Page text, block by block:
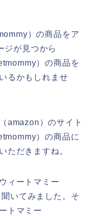
）の商品をア
ジが見つから
）の商品を
るかもしれませ
amazon）のサイト
）の商品に
ただきますね。
ィートマミー
いてみました。そ
トマミー